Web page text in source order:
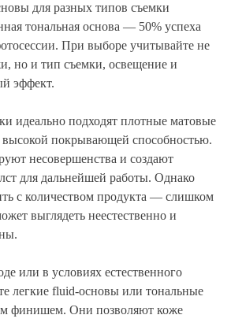
для разных типов съемки
тональная основа — 50% успеха
При выборе учитывайте не
но и тип съемки, освещение и
эффект.
идеально подходят плотные матовые
покрывающей способностью.
несовершенства и создают
для дальнейшей работы. Однако
с количеством продукта — слишком
выглядеть неестественно и
или в условиях естественного
легкие fluid-основы или тональные
финишем. Они позволяют коже